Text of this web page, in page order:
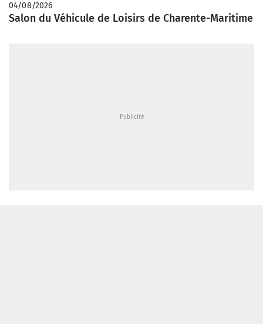
04/08/2026
Salon du Véhicule de Loisirs de Charente-Maritime